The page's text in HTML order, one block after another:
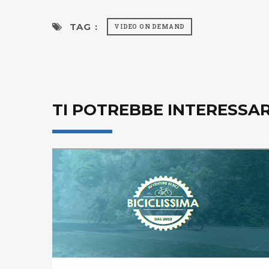
TAG : VIDEO ON DEMAND
TI POTREBBE